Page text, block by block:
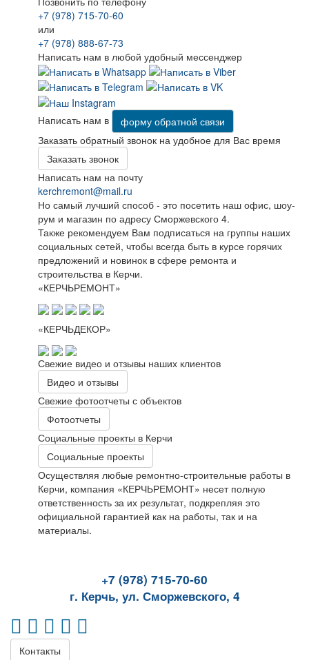
+7 (978) 715-70-60
или
+7 (978) 888-67-73
Написать нам в любой удобный мессенджер
Написать нам в
форму обратной связи
Заказать обратный звонок на удобное для Вас время
Заказать звонок
Написать нам на почту
kerchremont@mail.ru
Но самый лучший способ - это посетить наш офис, шоу-
рум и магазин по адресу Сморжевского 4.
Также рекомендуем Вам подписаться на группы наших
социальных сетей, чтобы всегда быть в курсе горячих
предложений и новинок в сфере ремонта и
строительства в Керчи.
«КЕРЧЬРЕМОНТ»
«КЕРЧЬДЕКОР»
Свежие видео и отзывы наших клиентов
Видео и отзывы
Свежие фотоотчеты с объектов
Фотоотчеты
Социальные проекты в Керчи
Социальные проекты
Осуществляя любые ремонтно-строительные работы в
Керчи, компания «КЕРЧЬРЕМОНТ» несет полную
ответственность за их результат, подкрепляя это
официальной гарантией как на работы, так и на
материалы.
+7 (978) 715-70-60
г. Керчь, ул. Сморжевского, 4
Контакты